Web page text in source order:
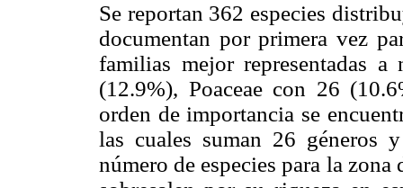
Se reportan 362 especies
documentan por primera vez
familias mejor representadas
(12.9%), Poaceae con 26
orden de importancia se
las cuales suman 26 géneros
número de especies para la